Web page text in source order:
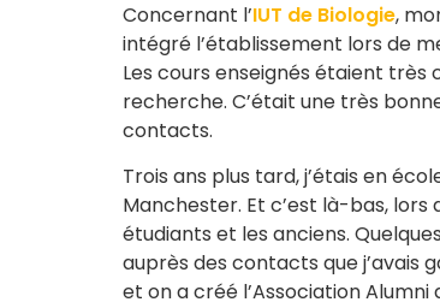
Concernant l’IUT de Biologie,
intégré l’établissement lors de
Les cours enseignés étaient
recherche. C’était une très
contacts.
Trois ans plus tard, j’étais en
Manchester. Et c’est là-bas, lors
étudiants et les anciens.
auprès des contacts que j’avais
et on a créé l’Association Alumni